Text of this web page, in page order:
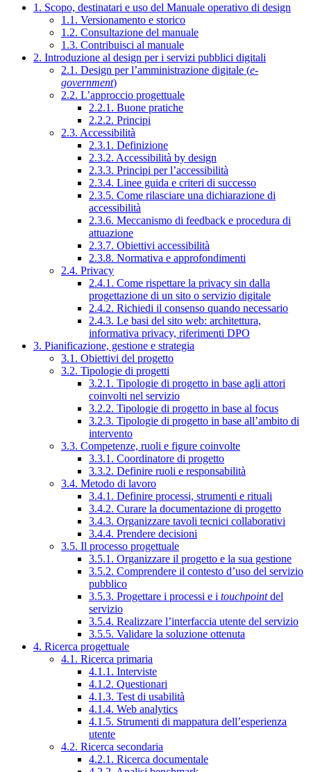
1. Scopo, destinatari e uso del Manuale operativo di design
1.1. Versionamento e storico
1.2. Consultazione del manuale
1.3. Contribuisci al manuale
2. Introduzione al design per i servizi pubblici digitali
2.1. Design per l’amministrazione digitale (e-
government)
2.2. L’approccio progettuale
2.2.1. Buone pratiche
2.2.2. Principi
2.3. Accessibilità
2.3.1. Definizione
2.3.2. Accessibilità by design
2.3.3. Principi per l’accessibilità
2.3.4. Linee guida e criteri di successo
2.3.5. Come rilasciare una dichiarazione di
accessibilità
2.3.6. Meccanismo di feedback e procedura di
attuazione
2.3.7. Obiettivi accessibilità
2.3.8. Normativa e approfondimenti
2.4. Privacy
2.4.1. Come rispettare la privacy sin dalla
progettazione di un sito o servizio digitale
2.4.2. Richiedi il consenso quando necessario
2.4.3. Le basi del sito web: architettura,
informativa privacy, riferimenti DPO
3. Pianificazione, gestione e strategia
3.1. Obiettivi del progetto
3.2. Tipologie di progetti
3.2.1. Tipologie di progetto in base agli attori
coinvolti nel servizio
3.2.2. Tipologie di progetto in base al focus
3.2.3. Tipologie di progetto in base all’ambito di
intervento
3.3. Competenze, ruoli e figure coinvolte
3.3.1. Coordinatore di progetto
3.3.2. Definire ruoli e responsabilità
3.4. Metodo di lavoro
3.4.1. Definire processi, strumenti e rituali
3.4.2. Curare la documentazione di progetto
3.4.3. Organizzare tavoli tecnici collaborativi
3.4.4. Prendere decisioni
3.5. Il processo progettuale
3.5.1. Organizzare il progetto e la sua gestione
3.5.2. Comprendere il contesto d’uso del servizio
pubblico
3.5.3. Progettare i processi e i touchpointdel
servizio
3.5.4. Realizzare l’interfaccia utente del servizio
3.5.5. Validare la soluzione ottenuta
4. Ricerca progettuale
4.1. Ricerca primaria
4.1.1. Interviste
4.1.2. Questionari
4.1.3. Test di usabilità
4.1.4. Web analytics
4.1.5. Strumenti di mappatura dell’esperienza
utente
4.2. Ricerca secondaria
4.2.1. Ricerca documentale